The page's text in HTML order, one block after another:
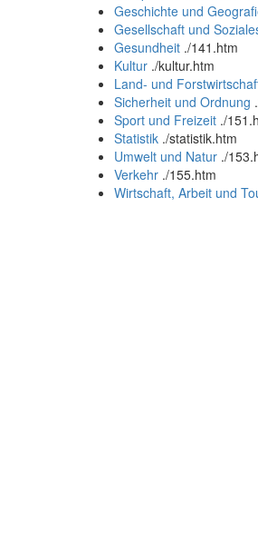
Geschichte und
Gesellschaft und
Gesundheit ./141.htm
Kultur ./kultur.htm
Land- und
Sicherheit und Ordnung .
Sport und Freizeit ./
Statistik ./statistik.htm
Umwelt und Natur ./
Verkehr ./155.htm
Wirtschaft, Arbeit und